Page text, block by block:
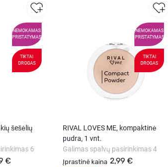
NEMOKAMAS
PRISTATYMAS
TIKTAI
DROGAS
šešėlių
€
6
NEMOKAMAS
PRISTATYMAS
TIKTAI
DROGAS
RIVAL LOVES ME, kompaktinė
pudra, 1 vnt.
Įprastinė kaina 2,99 €
Galimas spalvų pasirinkimas 4